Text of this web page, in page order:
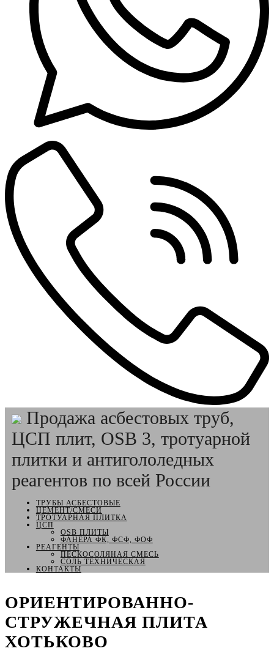
Продажа асбестовых труб,
ЦСП плит, OSB 3, тротуарной
плитки и антигололедных
реагентов по всей России
ТРУБЫ АСБЕСТОВЫЕ
ЦЕМЕНТ/СМЕСИ
ТРОТУАРНАЯ ПЛИТКА
ЦСП
OSB ПЛИТЫ
ФАНЕРА ФК, ФСФ, ФОФ
РЕАГЕНТЫ
ПЕСКОСОЛЯНАЯ СМЕСЬ
СОЛЬ ТЕХНИЧЕСКАЯ
КОНТАКТЫ
ОРИЕНТИРОВАННО-
СТРУЖЕЧНАЯ ПЛИТА
ХОТЬКОВО